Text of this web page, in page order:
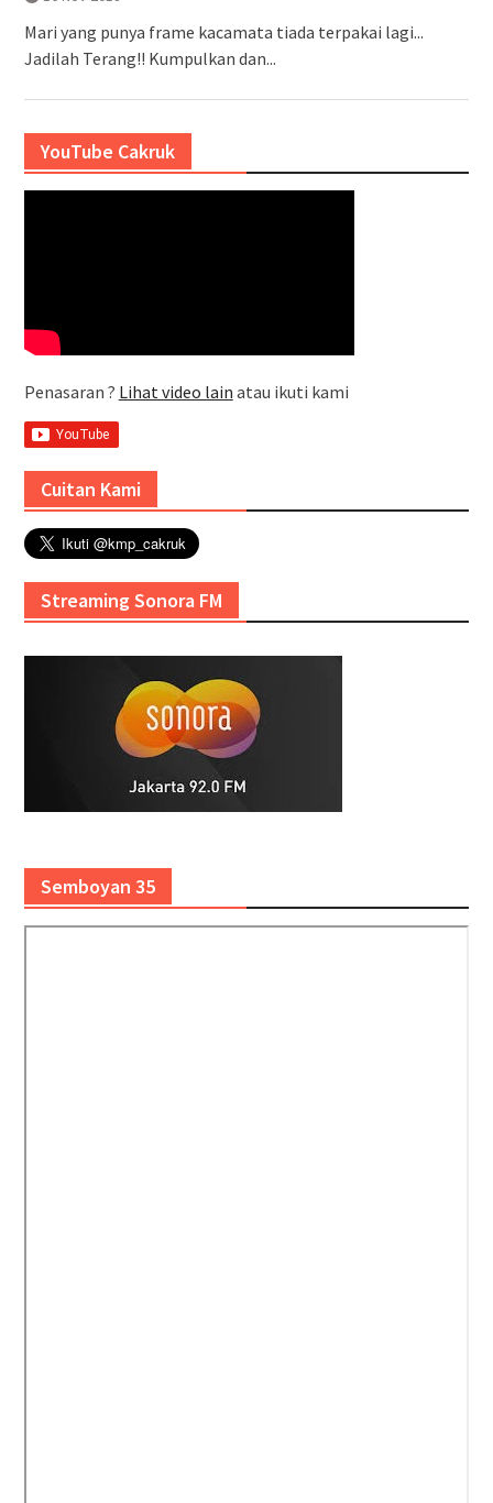
Mari yang punya frame kacamata tiada terpakai lagi...
Jadilah Terang!! Kumpulkan dan...
YouTube Cakruk
Penasaran ? Lihat video lain atau ikuti kami
Cuitan Kami
Streaming Sonora FM
Semboyan 35